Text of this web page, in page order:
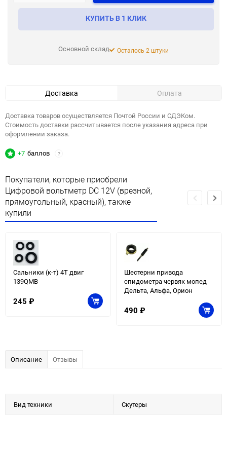
КУПИТЬ В 1 КЛИК
Основной склад Осталось 2 штуки
Доставка Оплата
Доставка товаров осуществляется Почтой России и СДЭКом.
Стоимость доставки рассчитывается после указания адреса при
оформлении заказа.
+7 баллов ?
Покупатели, которые приобрели
Цифровой вольтметр DC 12V (врезной,
прямоугольный, красный), также
купили
Сальники (к-т) 4T двиг
139QMB
245 ₽
Шестерни привода
спидометра червяк мопед
Дельта, Альфа, Орион
490 ₽
Описание Отзывы
Вид техники Скутеры